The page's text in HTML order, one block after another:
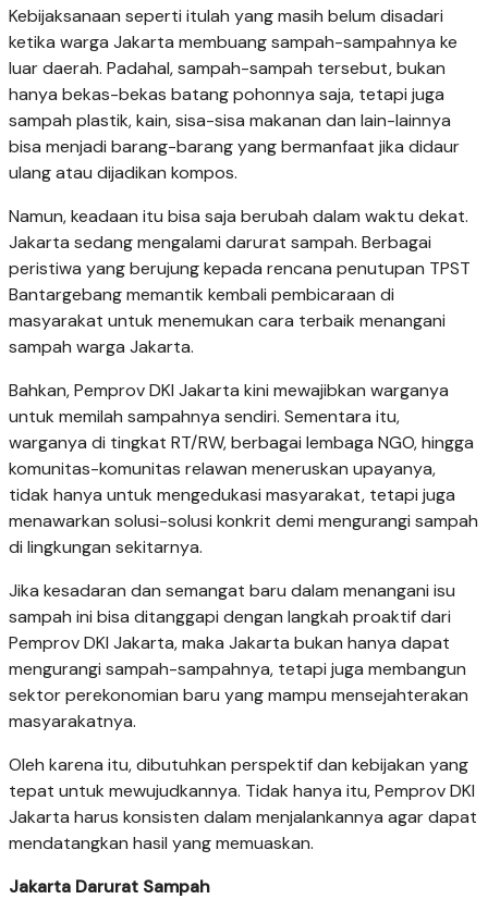
Kebijaksanaan seperti itulah yang masih belum disadari
ketika warga Jakarta membuang sampah-sampahnya ke
luar daerah. Padahal, sampah-sampah tersebut, bukan
hanya bekas-bekas batang pohonnya saja, tetapi juga
sampah plastik, kain, sisa-sisa makanan dan lain-lainnya
bisa menjadi barang-barang yang bermanfaat jika didaur
ulang atau dijadikan kompos.
Namun, keadaan itu bisa saja berubah dalam waktu dekat.
Jakarta sedang mengalami darurat sampah. Berbagai
peristiwa yang berujung kepada rencana penutupan TPST
Bantargebang memantik kembali pembicaraan di
masyarakat untuk menemukan cara terbaik menangani
sampah warga Jakarta.
Bahkan, Pemprov DKI Jakarta kini mewajibkan warganya
untuk memilah sampahnya sendiri. Sementara itu,
warganya di tingkat RT/RW, berbagai lembaga NGO, hingga
komunitas-komunitas relawan meneruskan upayanya,
tidak hanya untuk mengedukasi masyarakat, tetapi juga
menawarkan solusi-solusi konkrit demi mengurangi sampah
di lingkungan sekitarnya.
Jika kesadaran dan semangat baru dalam menangani isu
sampah ini bisa ditanggapi dengan langkah proaktif dari
Pemprov DKI Jakarta, maka Jakarta bukan hanya dapat
mengurangi sampah-sampahnya, tetapi juga membangun
sektor perekonomian baru yang mampu mensejahterakan
masyarakatnya.
Oleh karena itu, dibutuhkan perspektif dan kebijakan yang
tepat untuk mewujudkannya. Tidak hanya itu, Pemprov DKI
Jakarta harus konsisten dalam menjalankannya agar dapat
mendatangkan hasil yang memuaskan.
Jakarta Darurat Sampah